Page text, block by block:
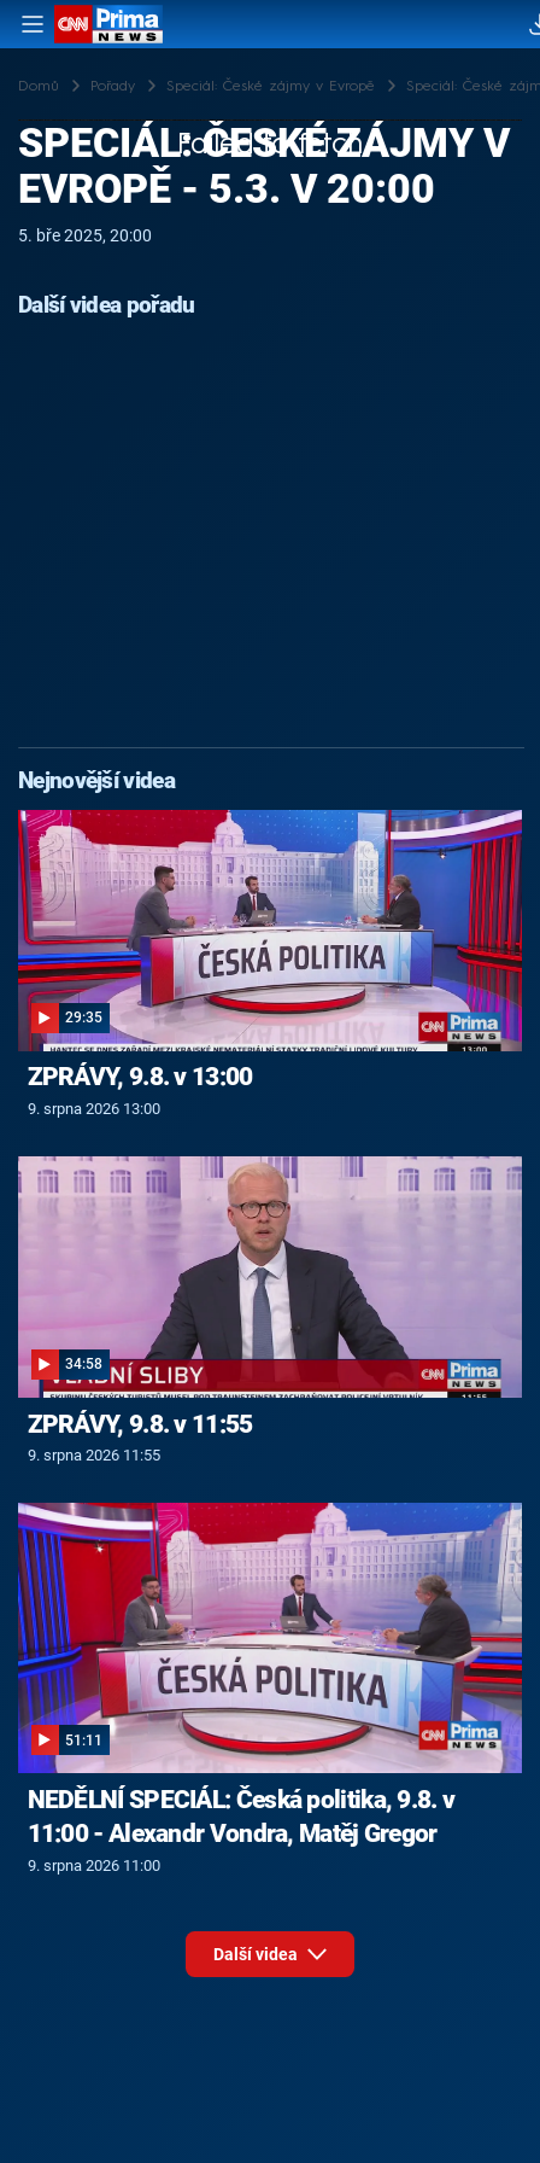
Domů Pořady Speciál: České zájmy v Evropě Speciál: České
Failed to fetch
SPECIÁL: ČESKÉ ZÁJMY V
EVROPĚ - 5.3. V 20:00
5. bře 2025, 20:00
Další videa pořadu
Nejnovější videa
29:35
ZPRÁVY, 9.8. v 13:00
9. srpna 2026 13:00
34:58
ZPRÁVY, 9.8. v 11:55
9. srpna 2026 11:55
51:11
NEDĚLNÍ SPECIÁL: Česká politika, 9.8. v
11:00 - Alexandr Vondra, Matěj Gregor
9. srpna 2026 11:00
Další videa